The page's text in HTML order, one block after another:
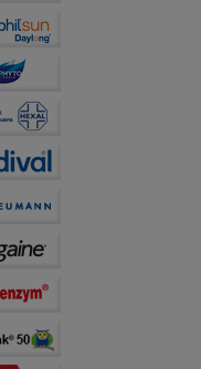
Werbung auf
zu gestalten.
teilweise an
Medien